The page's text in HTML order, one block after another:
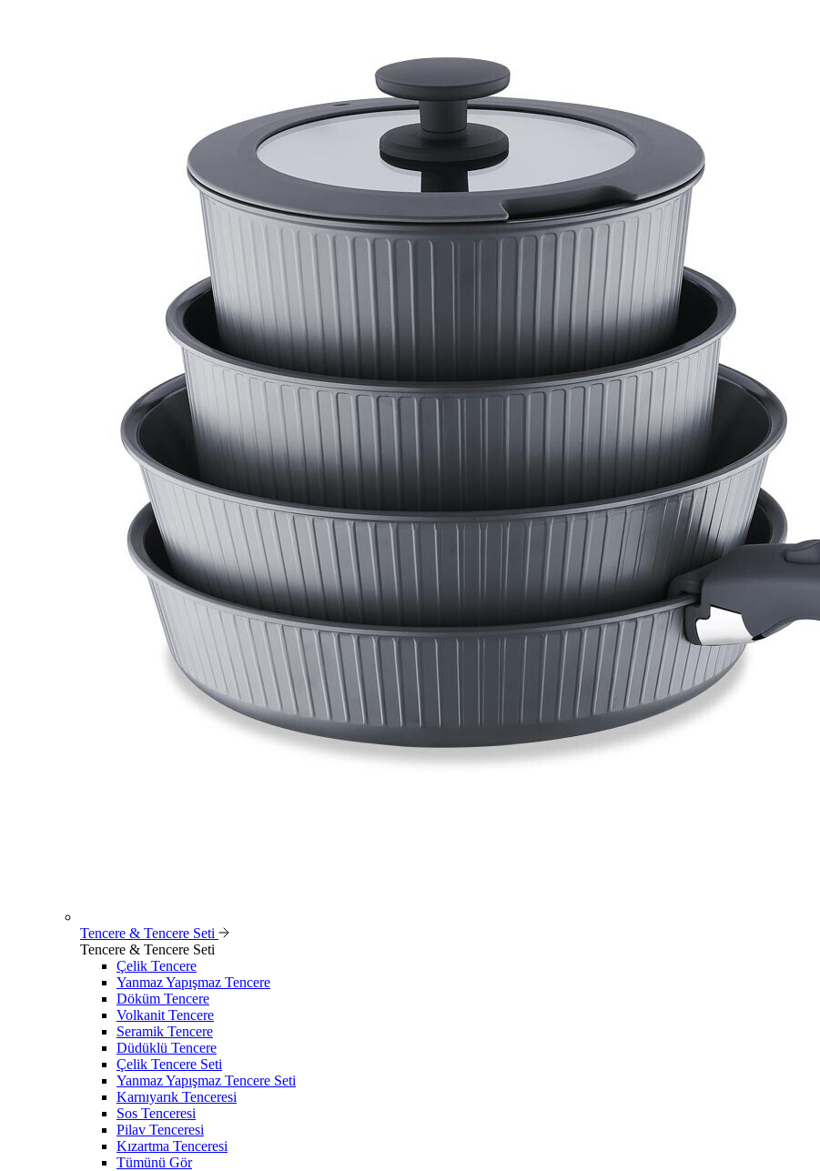
Tencere & Tencere Seti
Tencere & Tencere Seti
Çelik Tencere
Yanmaz Yapışmaz Tencere
Döküm Tencere
Volkanit Tencere
Seramik Tencere
Düdüklü Tencere
Çelik Tencere Seti
Yanmaz Yapışmaz Tencere Seti
Karnıyarık Tenceresi
Sos Tenceresi
Pilav Tenceresi
Kızartma Tenceresi
Tümünü Gör